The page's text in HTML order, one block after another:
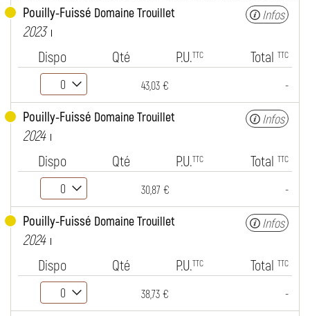
Pouilly-Fuissé Domaine Trouillet
2023
Infos
Dispo Qté P.U.TTC Total TTC
43,03 € -
Pouilly-Fuissé Domaine Trouillet
2024
Infos
Dispo Qté P.U.TTC Total TTC
30,87 € -
Pouilly-Fuissé Domaine Trouillet
2024
Infos
Dispo Qté P.U.TTC Total TTC
38,73 € -